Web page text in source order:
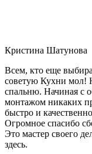
Кристина Шатунова
Всем, кто еще
советую Кухни мол!
спальню. Начиная с
монтажом никаких
быстро и
Огромное спасибо
Это мастер своего
здесь.